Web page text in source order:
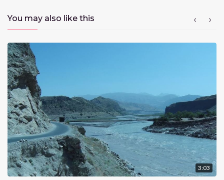
You may also like this
3:03